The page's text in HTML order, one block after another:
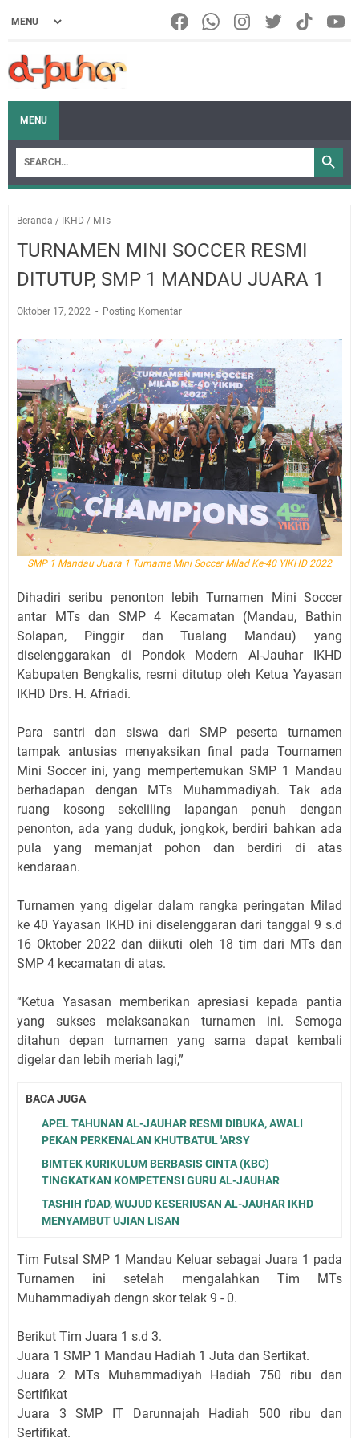
MENU
Beranda / IKHD / MTs
TURNAMEN MINI SOCCER RESMI
DITUTUP, SMP 1 MANDAU JUARA 1
Oktober 17, 2022 Posting Komentar
SMP 1 Mandau Juara 1 Turname Mini Soccer Milad Ke-40 YIKHD 2022
Dihadiri seribu penonton lebih Turnamen Mini Soccer
antar MTs dan SMP 4 Kecamatan (Mandau, Bathin
Solapan, Pinggir dan Tualang Mandau) yang
diselenggarakan di Pondok Modern Al-Jauhar IKHD
Kabupaten Bengkalis, resmi ditutup oleh Ketua Yayasan
IKHD Drs. H. Afriadi.
Para santri dan siswa dari SMP peserta turnamen
tampak antusias menyaksikan final pada Tournamen
Mini Soccer ini, yang mempertemukan SMP 1 Mandau
berhadapan dengan MTs Muhammadiyah. Tak ada
ruang kosong sekeliling lapangan penuh dengan
penonton, ada yang duduk, jongkok, berdiri bahkan ada
pula yang memanjat pohon dan berdiri di atas
kendaraan.
Turnamen yang digelar dalam rangka peringatan Milad
ke 40 Yayasan IKHD ini diselenggaran dari tanggal 9 s.d
16 Oktober 2022 dan diikuti oleh 18 tim dari MTs dan
SMP 4 kecamatan di atas.
“Ketua Yasasan memberikan apresiasi kepada pantia
yang sukses melaksanakan turnamen ini. Semoga
ditahun depan turnamen yang sama dapat kembali
digelar dan lebih meriah lagi,”
BACA JUGA
APEL TAHUNAN AL-JAUHAR RESMI DIBUKA, AWALI
PEKAN PERKENALAN KHUTBATUL 'ARSY
BIMTEK KURIKULUM BERBASIS CINTA (KBC)
TINGKATKAN KOMPETENSI GURU AL-JAUHAR
TASHIH I'DAD, WUJUD KESERIUSAN AL-JAUHAR IKHD
MENYAMBUT UJIAN LISAN
Tim Futsal SMP 1 Mandau Keluar sebagai Juara 1 pada
Turnamen ini setelah mengalahkan Tim MTs
Muhammadiyah dengn skor telak 9 - 0.
Berikut Tim Juara 1 s.d 3.
Juara 1 SMP 1 Mandau Hadiah 1 Juta dan Sertikat.
Juara 2 MTs Muhammadiyah Hadiah 750 ribu dan
Sertifikat
Juara 3 SMP IT Darunnajah Hadiah 500 ribu dan
Sertifikat.